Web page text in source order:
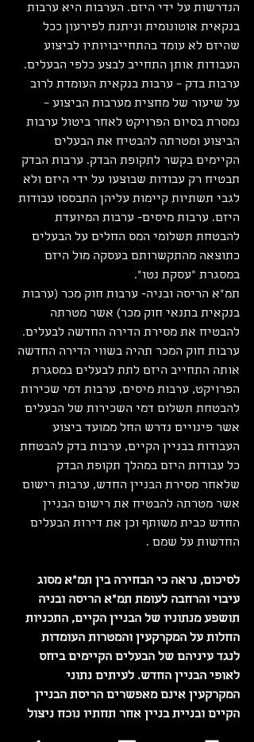
הנדרשות על ידי היזם. הערבות היא ערבות
בנקאית אוטונומית וניתנת לפירעון ככל
שהיזם לא עומד בהתחייבויותיו לביצוע
העבודות אותן התחייב לבצע כלפי הבעלים.
ערבות בדק – ערבות בנקאית העומדת לרוב
על שיעור של מחצית מערבות הביצוע –
נמסרת בסיום הפרויקט לאחר ביטול ערבות
הביצוע ומטרתה להבטיח את הבעלים
הקיימים בקשר לתקופת הבדק. ערבות הבדק
תבטיח רק עבודות שבוצעו על ידי היזם ולא
לגבי תשתיות קיימות עליהן התבססו עבודות
היזם. ערבות מיסים- ערבות המיועדת
להבטחת תשלומי המס החלים על הבעלים
כתוצאה מהתקשרותם בעסקה מול היזם
במסגרת "עסקת נטו".
תמ"א הריסה ובניה- ערבות חוק מכר (ערבות
בנקאית בתנאי חוק מכר) אשר מטרתה
להבטיח את מסירת הדירה החדשה לבעלים.
ערבות חוק המכר תהיה בשווי הדירה החדשה
אותה התחייב היזם לתת לבעלים במסגרת
הפרויקט, ערבות מיסים, ערבות דמי שכירות
להבטחת תשלום דמי השכירות של הבעלים
אשר פינויים נדרש החל ממועד ביצוע
העבודות בבניין הקיים, ערבות בדק להבטחת
כל עבודות היזם במהלך תקופת הבדק
שלאחר מסירת הבניין החדש, ערבות רישום
אשר מטרתה להבטיח את רישום הבניין
החדש כבית משותף וכן את דירות הבעלים
החדשות על שמם .
לסיכום, נראה כי הבחירה בין תמ"א מסוג
עיבוי והרחבה לעומת תמ"א הריסה ובניה
תושפע מנתוניו של הבניין הקיים, התכניות
החלות על המקרקעין והמטרות העומדות
לנגד עיניהם של הבעלים הקיימים ביחס
לאופי הבניין החדש. לעיתים נתוני
המקרקעין אינם מאפשרים הריסת הבניין
הקיים ובניית בניין אחר תחתיו נוכח ניצול